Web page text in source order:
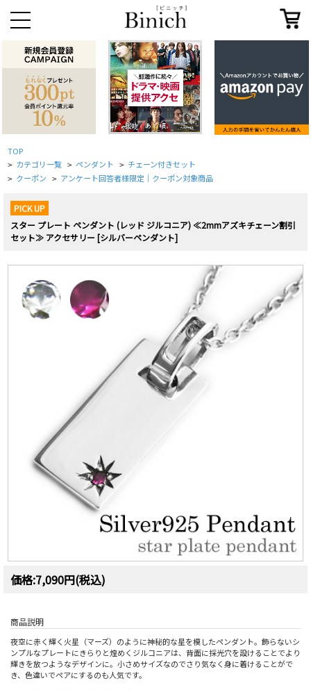
TOP
> カテゴリ一覧 > ペンダント > チェーン付きセット
> クーポン > アンケート回答者様限定｜クーポン対象商品
PICK UP
スター プレート ペンダント (レッド ジルコニア) ≪2mmアズキチェーン割引
セット≫ アクセサリー [シルバーペンダント]
価格:7,090円(税込)
商品説明
夜空に赤く輝く火星（マーズ）のように神秘的な星を模したペンダント。飾らないシ
ンプルなプレートにきらりと煌めくジルコニアは、背面に採光穴を設けることでより
輝きを放つようなデザインに。小さめサイズなのでさり気なく身に着けることがで
き、色違いでペアにするのも人気です。